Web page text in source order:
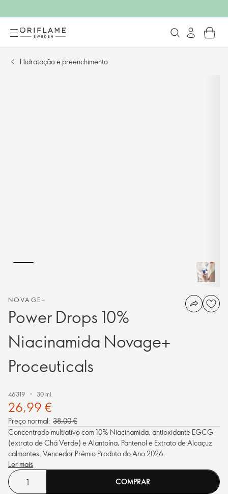
Hidratação e preenchimento
NOVAGE+
Power Drops 10%
Niacinamida Novage+
Proceuticals
46319 30 ml.
26,99 €
Preço normal: 38,00 €
Concentrado multiativo com 10% Niacinamida, antioxidante EGCG
(extrato de Chá Verde) e Alantoína, Pantenol e Extrato de Alcaçuz
calmantes. Vencedor Prémio Produto do Ano 2026.
Ler mais
COMPRAR